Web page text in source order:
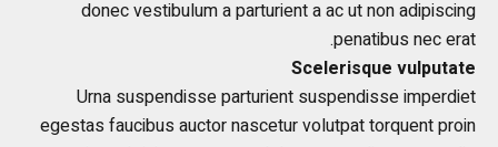
donec vestibulum a parturient a ac ut non adipiscing
penatibus nec erat.
Scelerisque vulputate
Urna suspendisse parturient suspendisse imperdiet
egestas faucibus auctor nascetur volutpat torquent proin